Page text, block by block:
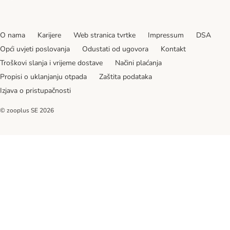
O nama Karijere Web stranica tvrtke Impressum
DSA
Opći uvjeti poslovanja
Odustati od ugovora
Kontakt
Troškovi slanja i vrijeme dostave
Načini plaćanja
Propisi o uklanjanju otpada
Zaštita podataka
Izjava o pristupačnosti
© zooplus SE 2026